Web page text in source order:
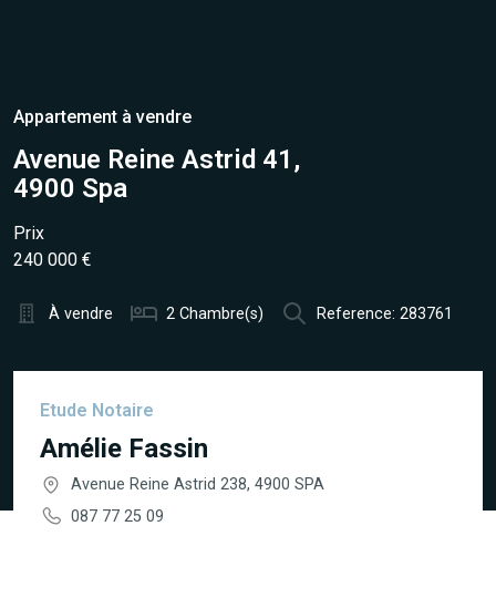
Appartement à vendre
Avenue Reine Astrid 41,
4900 Spa
Prix
240 000 €
À vendre 2 Chambre(s) Reference: 283761
Etude Notaire
Amélie Fassin
Avenue Reine Astrid 238, 4900 SPA
087 77 25 09